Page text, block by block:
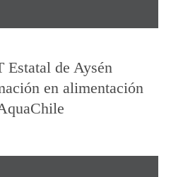
Estatal de Aysén
en alimentación